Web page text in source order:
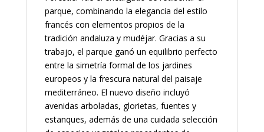
parque, combinando la elegancia del estilo
francés con elementos propios de la
tradición andaluza y mudéjar. Gracias a su
trabajo, el parque ganó un equilibrio perfecto
entre la simetría formal de los jardines
europeos y la frescura natural del paisaje
mediterráneo. El nuevo diseño incluyó
avenidas arboladas, glorietas, fuentes y
estanques, además de una cuidada selección